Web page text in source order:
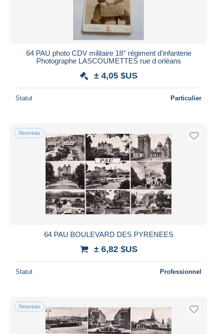
64 PAU photo CDV militaire 18° régiment d'infanterie
Photographe LASCOUMETTES rue d orléans
± 4,05 $US
Statut Particulier
Nouveau
64 PAU BOULEVARD DES PYRENEES
± 6,82 $US
Statut Professionnel
Nouveau